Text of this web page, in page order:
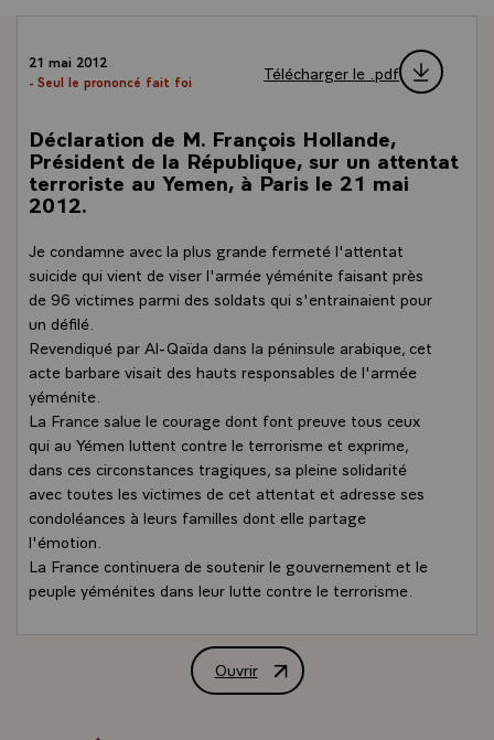
21 mai 2012
- Seul le prononcé fait foi
Télécharger le .pdf
Déclaration de M. François Hollande,
Président de la République, sur un attentat
terroriste au Yemen, à Paris le 21 mai
2012.
Je condamne avec la plus grande fermeté l'attentat
suicide qui vient de viser l'armée yéménite faisant près
de 96 victimes parmi des soldats qui s'entrainaient pour
un défilé.
Revendiqué par Al-Qaïda dans la péninsule arabique, cet
acte barbare visait des hauts responsables de l'armée
yéménite.
La France salue le courage dont font preuve tous ceux
qui au Yémen luttent contre le terrorisme et exprime,
dans ces circonstances tragiques, sa pleine solidarité
avec toutes les victimes de cet attentat et adresse ses
condoléances à leurs familles dont elle partage
l'émotion.
La France continuera de soutenir le gouvernement et le
peuple yéménites dans leur lutte contre le terrorisme.
Ouvrir
Déclaration de M. François Hollande,